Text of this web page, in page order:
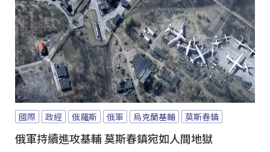
國際 政經 俄羅斯 俄軍 烏克蘭基輔 莫斯春鎮
俄軍持續進攻基輔 莫斯春鎮宛如人間地獄